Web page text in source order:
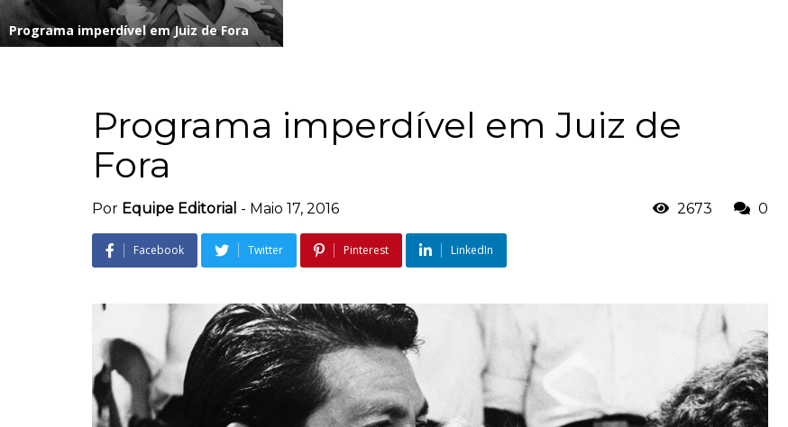
Programa imperdível em Juiz de Fora
Programa imperdível em Juiz de
Fora
Por Equipe Editorial - Maio 17, 2016 2673 0
Facebook Twitter Pinterest LinkedIn